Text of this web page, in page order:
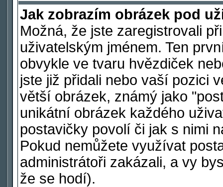
Jak zobrazím obrázek pod
Možná, že jste zaregistrovali
uživatelským jménem. Ten
obvykle ve tvaru hvězdiček
jste již přidali nebo vaší pozici
větší obrázek, známý jako
unikátní obrázek každého
postavičky povolí či jak s nimi
Pokud nemůžete využívat
administrátoři zakázali, a vy
že se hodí).